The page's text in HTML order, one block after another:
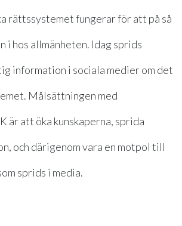
rättssystemet fungerar för att på så
i hos allmänheten. Idag sprids
information i sociala medier om det
Målsättningen med
är att öka kunskaperna, sprida
och därigenom vara en motpol till
sprids i media.